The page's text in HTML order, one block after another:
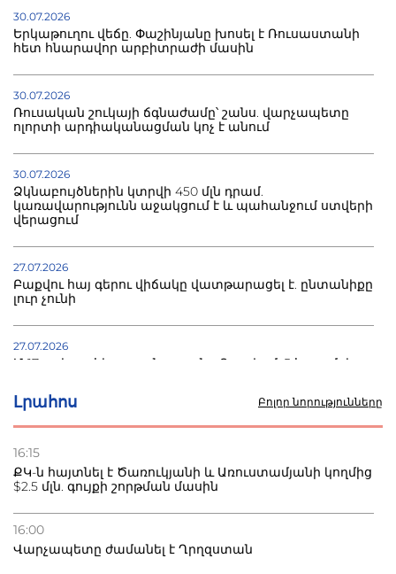
Լրահոս Բոլոր նորությունները
16:15
ՔԿ-ն հայտնել է Ծառուկյանի և Առուստամյանի կողմից
$2.5 մլն. գույքի շորթման մասին
16:00
Վարչապետը ժամանել է Ղրղզստան
30.07.2026
Երկաթուղու վեճը. Փաշինյանը խոսել է Ռուսաստանի
հետ հնարավոր արբիտրաժի մասին
30.07.2026
Ռուսական շուկայի ճգնաժամը՝ շանս. վարչապետը
ոլորտի արդիականացման կոչ է անում
30.07.2026
Ձկնաբույծներին կտրվի 450 մլն դրամ.
կառավարությունն աջակցում է և պահանջում ստվերի
վերացում
27.07.2026
Բաքվու հայ գերու վիճակը վատթարացել է. ընտանիքը
լուր չունի
27.07.2026
Մ-17 աշխարհի առաջնությունը Բաքվում. 5 հայ ըմբիշ
22.07.2026
տուժածներ կան
բնակվել Ռուսաստանում